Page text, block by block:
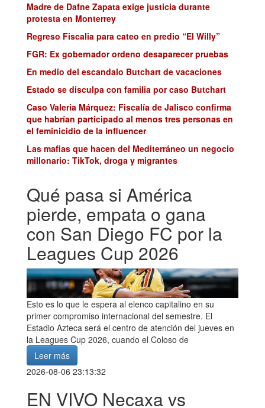
Madre de Dafne Zapata exige justicia durante
protesta en Monterrey
Regreso Fiscalia para cateo en predio “El Willy”
FGR: Ex gobernador ordeno desaparecer pruebas
En medio del escandalo Butchart de vacaciones
Estado se disculpa con familia por caso Butchart
Caso Valeria Márquez: Fiscalía de Jalisco confirma
que habrían participado al menos tres personas en
el feminicidio de la influencer
Las mafias que hacen del Mediterráneo un negocio
millonario: TikTok, droga y migrantes
Qué pasa si América
pierde, empata o gana
con San Diego FC por la
Leagues Cup 2026
Esto es lo que le espera al elenco capitalino en su
primer compromiso internacional del semestre. El
Estadio Azteca será el centro de atención del jueves en
la Leagues Cup 2026, cuando el Coloso de
Leer más
2026-08-06 23:13:32
EN VIVO Necaxa vs